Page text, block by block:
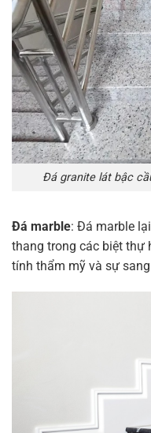
Đá granite lát bậc
Đá marble: Đá marble
thang trong các biệt thự
tính thẩm mỹ và sự